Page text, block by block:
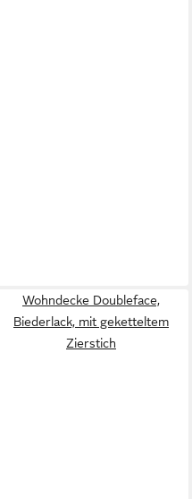
Wohndecke Doubleface,
Biederlack, mit geketteltem
Zierstich